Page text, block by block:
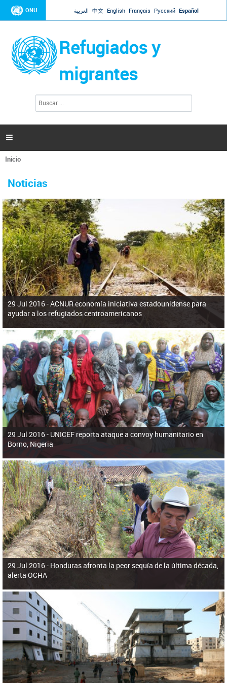
Jump to navigation
ONU العربية 中文 English Français Русский Español
Refugiados y
migrantes
l
d
e
b
ú
s
q
u
e
d
a
s

Se
usted
aquí
Inicio
Noticias
reforzar la ayuda humanitaria en Venezuela
El Secretario General ha respondido a la carta enviada por el presidente de la
Asamblea Nacional de Venezuela solicitando a Naciones Unidas que aumente
la ayuda humanitaria. Guerres ha reiterado que la ONU está lista para hacerlo,
pero necesita el consentimiento y la colaboración del Gobierno.
29 Jul 2016 -ACNUR economía iniciativa estadounidense para
ayudar a los refugiados centroamericanos
29 Jul 2016 - UNICEF reporta ataque a convoy humanitario en
Borno, Nigeria
29 Jul 2016 - Honduras afronta la peor sequía de la última década,
alerta OCHA